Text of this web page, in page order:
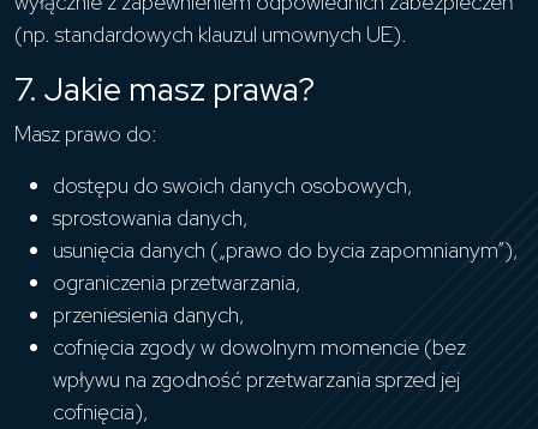
(np. standardowych klauzul umownych UE).
7. Jakie masz prawa?
Masz prawo do:
dostępu do swoich danych osobowych,
sprostowania danych,
usunięcia danych („prawo do bycia zapomnianym”),
ograniczenia przetwarzania,
przeniesienia danych,
cofnięcia zgody w dowolnym momencie (bez
wpływu na zgodność przetwarzania sprzed jej
cofnięcia),